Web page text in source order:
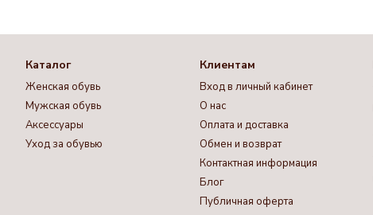
Каталог
Женская обувь
Мужская обувь
Аксессуары
Уход за обувью
Клиентам
Вход в личный кабинет
О нас
Оплата и доставка
Обмен и возврат
Контактная информация
Блог
Публичная оферта